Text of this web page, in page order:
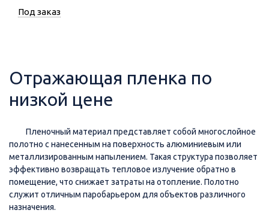
Под заказ
Отражающая пленка по
низкой цене
Пленочный материал представляет собой многослойное
полотно с нанесенным на поверхность алюминиевым или
металлизированным напылением. Такая структура позволяет
эффективно возвращать тепловое излучение обратно в
помещение, что снижает затраты на отопление. Полотно
служит отличным паробарьером для объектов различного
назначения.